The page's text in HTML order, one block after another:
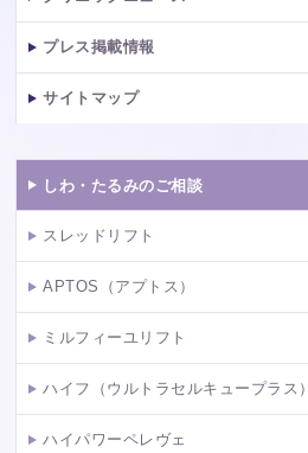
プレス掲載情報
サイトマップ
しわ・たるみのご相談
スレッドリフト
APTOS（アプトス）
ミルフィーユリフト
ハイフ（ウルトラセルキュープラス）
ハイパワーペレヴェ